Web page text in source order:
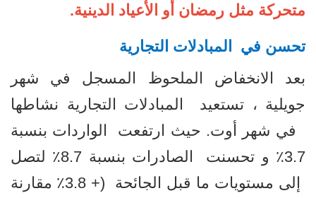
متحركة مثل رمضان أو الأعياد الدينية.
تحسن في المبادلات التجارية
بعد الانخفاض
الملحوظ المسجل في شهر
جويلية ، تستعيد المبادلات التجارية نشاطها
في شهر أوت. حيث ارتفعت الواردات بنسبة
3.7٪ و تحسنت الصادرات بنسبة 8.7٪ لتصل
إلى مستويات ما قبل الجائحة (+ 3.8٪ مقارنة